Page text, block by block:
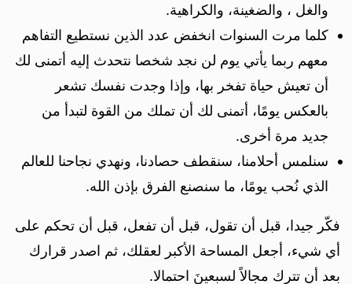
والغل ، والضغينة، والكراهية.
كلما مرت السنوات انخفض عدد الذين نستطيع التفاهم
معهم ربما يأتي يوم لن نجد شخصا نتحدث إليه أتمنى لك
أن تعيش حياة تفخر بها، وإذا وجدت نفسك تشعر
بالعكس يومًا، أتمنى لك أن تملك من القوة لتبدأ من
جديد مرة أخرى.
سنلمس أحلامنا، سنقطف حصادنا، ونهدي نجاحنا للعالم
الذي نُحب يومًا، ما‏ سنصنع الفرق بإذن الله.
فكّر جيدا، قبل أن تقول، قبل أن تفعل، قبل أن تحكم على
أي شيء، أجعل المساحة الأكبر لعقلك، ثم اصدر قرارك
بعد أن تترك مجالاً لسبعينَ احتمالا.